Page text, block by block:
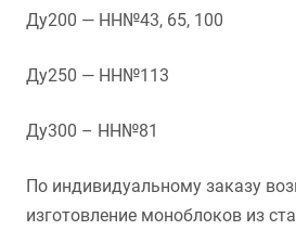
Ду200 — НН№43, 65, 100
Ду250 — НН№113
Ду300 – НН№81
По индивидуальному заказу
изготовление моноблоков из